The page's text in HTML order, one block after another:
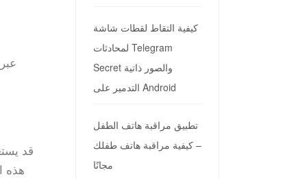
هذه
كيفية التقاط لقطات شاشة
لمحادثات Telegram
Secret والصور ذاتية
التدمير على Android
تطبيق مراقبة هاتف الطفل
– كيفية مراقبة هاتف طفلك
مجانًا